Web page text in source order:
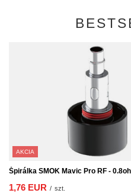
AKCIA
Špirálka SMOK Mavic Pro RF -
1,76 EUR / szt.